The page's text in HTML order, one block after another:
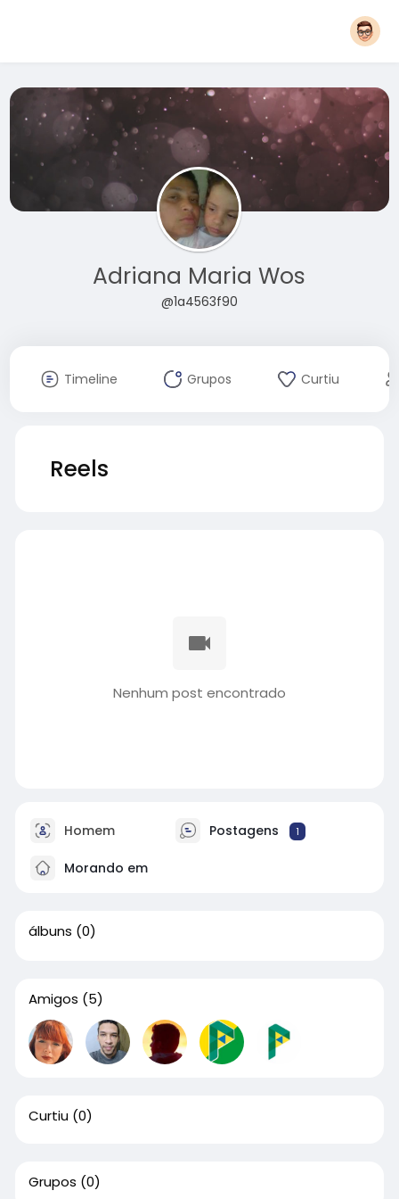
Adriana Maria Wos
@1a4563f90
Timeline Grupos Curtiu
Reels
Nenhum post encontrado
Homem Postagens 1
Morando em
álbuns (0)
Amigos (5)
Curtiu (0)
Grupos (0)